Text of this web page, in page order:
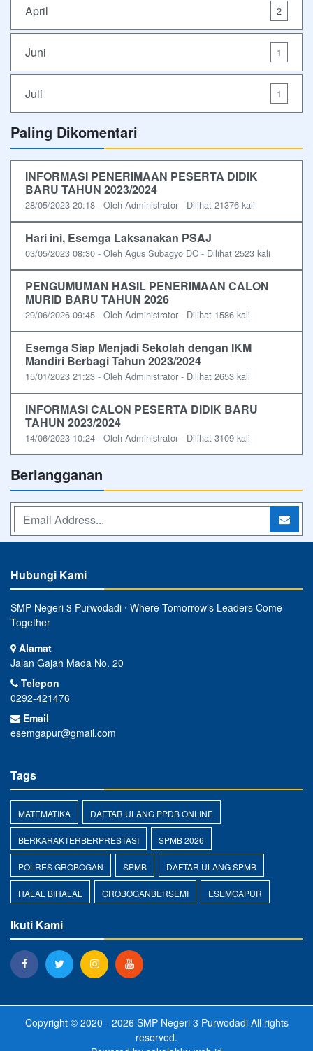
April 2
Juni 1
Juli 1
Paling Dikomentari
INFORMASI PENERIMAAN PESERTA DIDIK
BARU TAHUN 2023/2024
28/05/2023 20:18 - Oleh Administrator - Dilihat 21376 kali
Hari ini, Esemga Laksanakan PSAJ
03/05/2023 08:30 - Oleh Agus Subagyo DC - Dilihat 2523 kali
PENGUMUMAN HASIL PENERIMAAN CALON
MURID BARU TAHUN 2026
29/06/2026 09:45 - Oleh Administrator - Dilihat 1586 kali
Esemga Siap Menjadi Sekolah dengan IKM
Mandiri Berbagi Tahun 2023/2024
15/01/2023 21:23 - Oleh Administrator - Dilihat 2653 kali
INFORMASI CALON PESERTA DIDIK BARU
TAHUN 2023/2024
14/06/2023 10:24 - Oleh Administrator - Dilihat 3109 kali
Berlangganan
Hubungi Kami
SMP Negeri 3 Purwodadi ⋅ Where Tomorrow's Leaders Come
Together
Alamat
Jalan Gajah Mada No. 20
Telepon
0292-421476
Email
esemgapur@gmail.com
Tags
MATEMATIKA DAFTAR ULANG PPDB ONLINE
BERKARAKTERBERPRESTASI SPMB 2026
POLRES GROBOGAN SPMB DAFTAR ULANG SPMB
HALAL BIHALAL GROBOGANBERSEMI ESEMGAPUR
Ikuti Kami
Copyright © 2020 - 2026 SMP Negeri 3 PurwodadiAll rights
reserved.